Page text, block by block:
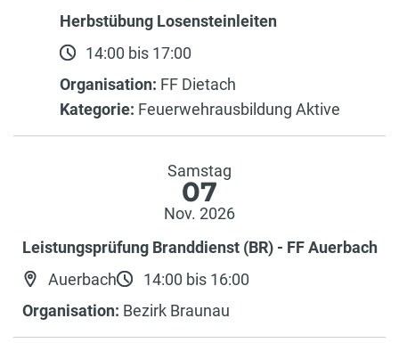
Herbstübung Losensteinleiten
14:00 bis 17:00
Organisation: FF Dietach
Kategorie: Feuerwehrausbildung Aktive
Samstag
07
Nov. 2026
Leistungsprüfung Branddienst (BR) - FF Auerbach
Auerbach
14:00 bis 16:00
Organisation: Bezirk Braunau